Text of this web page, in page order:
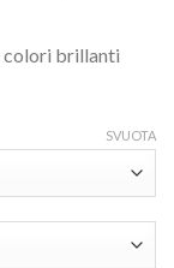
colori brillanti
SVUOTA